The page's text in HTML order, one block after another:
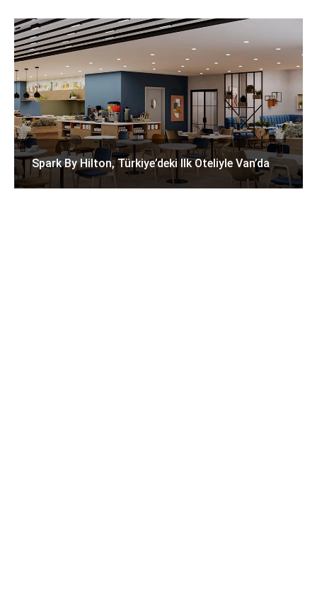
Spark By Hilton, Türkiye’deki Ilk Oteliyle Van’da